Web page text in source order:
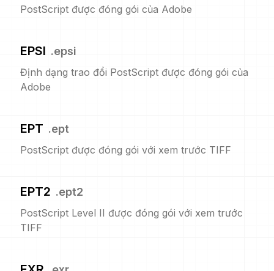
PostScript được đóng gói của Adobe
EPSI .epsi
Định dạng trao đổi PostScript được đóng gói của
Adobe
EPT .ept
PostScript được đóng gói với xem trước TIFF
EPT2 .ept2
PostScript Level II được đóng gói với xem trước
TIFF